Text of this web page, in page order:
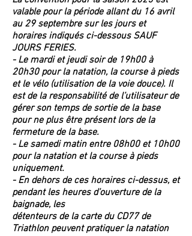
valable pour la période allant du 16 avril
au 29 septembre sur les jours et
horaires indiqués ci-dessous SAUF
JOURS FERIES.
- Le mardi et jeudi soir de 19h00 à
20h30 pour la natation, la course à pieds
et le vélo (utilisation de la voie douce). Il
est de la responsabilité de l’utilisateur de
gérer son temps de sortie de la base
pour ne plus être présent lors de la
fermeture de la base.
- Le samedi matin entre 08h00 et 10h00
pour la natation et la course à pieds
uniquement.
- En dehors de ces horaires ci-dessus, et
pendant les heures d’ouverture de la
baignade, les
détenteurs de la carte du CD77 de
Triathlon peuvent pratiquer la natation